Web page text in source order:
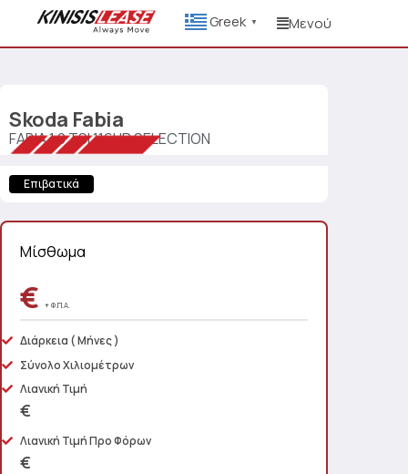
Greek ▼ Μενού
Skoda Fabia
FABIA 1.0 TSI 116HP SELECTION
Επιβατικά
Μίσθωμα
€ + Φ.Π.Α.
Διάρκεια ( Μήνες )
Σύνολο Χιλιομέτρων
Λιανική Τιμή
€
Λιανική Τιμή Προ Φόρων
€